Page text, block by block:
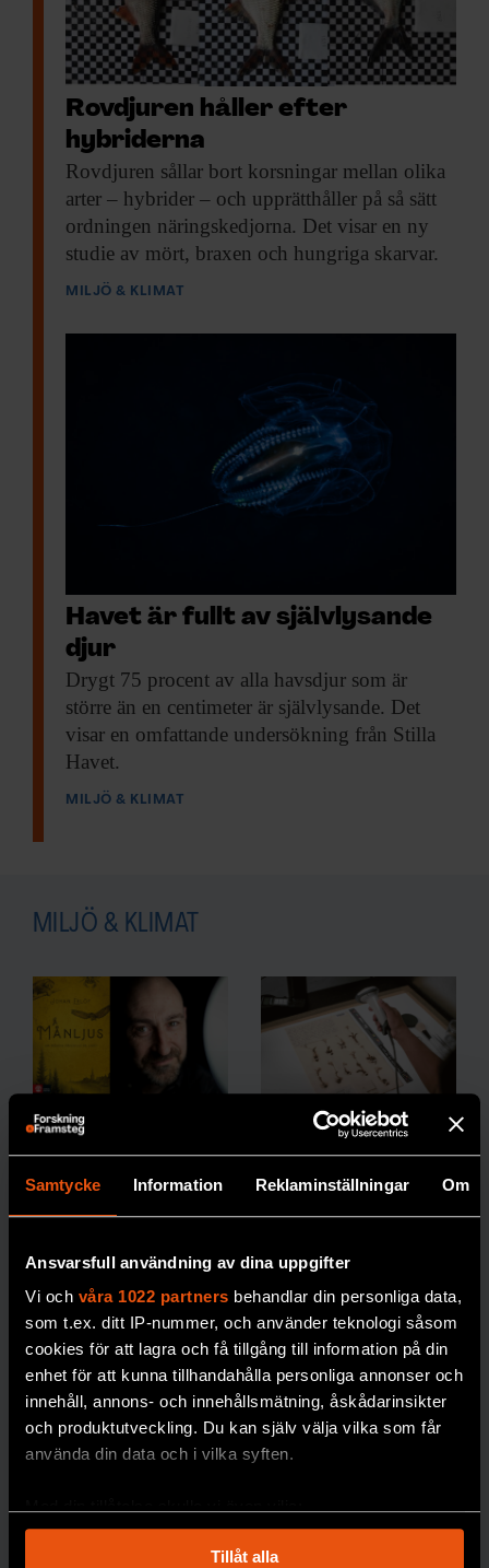
Samtycke Information Reklaminställningar Om
Ansvarsfull användning av dina uppgifter
Vi och våra 1022 partners behandlar din personliga data,
som t.ex. ditt IP-nummer, och använder teknologi såsom
cookies för att lagra och få tillgång till information på din
enhet för att kunna tillhandahålla personliga annonser och
innehåll, annons- och innehållsmätning, åskådarinsikter
och produktutveckling. Du kan själv välja vilka som får
använda din data och i vilka syften.
som kan ha en noggrannhet på upp till flera meter
Tillåt alla
Rovdjuren håller efter
hybriderna
Rovdjuren sållar bort korsningar mellan olika
arter – hybrider – och upprätthåller på så sätt
ordningen näringskedjorna. Det visar en ny
studie av mört, braxen och hungriga skarvar.
MILJÖ & KLIMAT
Havet är fullt av självlysande
djur
Drygt 75 procent av alla havsdjur som är
större än en centimeter är självlysande. Det
visar en omfattande undersökning från Stilla
Havet.
MILJÖ & KLIMAT
MILJÖ & KLIMAT
Johan Eklöf:
”Vi ska vara
rädda om
månskenet”
I boken Månljus
skildrar biologen
Johan Eklöf de
rytmer månen ger
upphov till på
jorden.
MÅNEN
Hur vet man
att en art är
utrotad?
arter som har klassats
återupptäckts igen.
Med matematiska
modeller och AI ska
bedömningarna få
bättre precision.